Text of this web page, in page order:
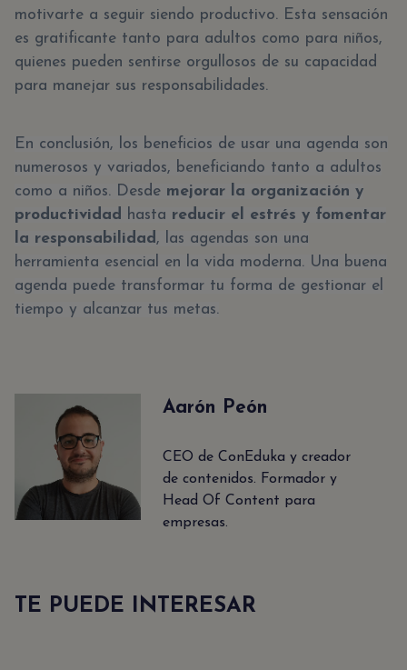
motivarte a seguir siendo productivo. Esta sensación
es gratificante tanto para adultos como para niños,
quienes pueden sentirse orgullosos de su capacidad
para manejar sus responsabilidades.
En conclusión, los beneficios de usar una agenda son
numerosos y variados, beneficiando tanto a adultos
como a niños. Desde mejorar la organización y
productividad
hasta reducir el estrés y fomentar
la responsabilidad , las agendas son una
herramienta esencial en la vida moderna. Una buena
agenda puede transformar tu forma de gestionar el
tiempo y alcanzar tus metas.
Aarón Peón
CEO de ConEduka y creador
de contenidos. Formador y
Head Of Content para
empresas.
TE PUEDE INTERESAR